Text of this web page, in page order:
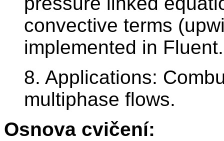
convective terms
implemented in Fluent.
8. Applications:
multiphase flows.
Osnova cvičení: